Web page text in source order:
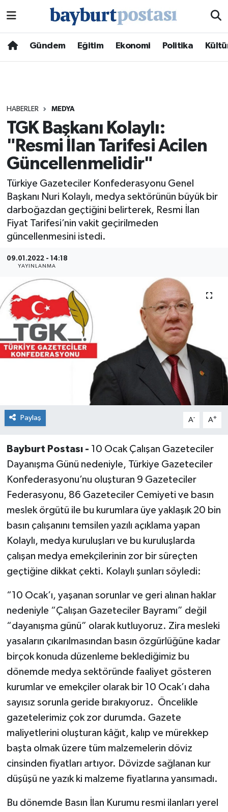
Gündem Eğitim Ekonomi Politika
HABERLER MEDYA
TGK Başkanı Kolaylı:
"Resmi İlan Tarifesi Acilen
Güncellenmelidir"
Türkiye Gazeteciler Konfederasyonu Genel
Başkanı Nuri Kolaylı, medya sektörünün büyük bir
darboğazdan geçtiğini belirterek, Resmi İlan
Fiyat Tarifesi’nin vakit geçirilmeden
güncellenmesini istedi.
09.01.2022 - 14:18
YAYINLANMA
Paylaş A- A+
Bayburt Postası - 10 Ocak Çalışan Gazeteciler
Dayanışma Günü nedeniyle, Türkiye Gazeteciler
Konfederasyonu’nu oluşturan 9 Gazeteciler
Federasyonu, 86 Gazeteciler Cemiyeti ve basın
meslek örgütü ile bu kurumlara üye yaklaşık 20 bin
basın çalışanını temsilen yazılı açıklama yapan
Kolaylı, medya kuruluşları ve bu kuruluşlarda
çalışan medya emekçilerinin zor bir süreçten
geçtiğine dikkat çekti. Kolaylı şunları söyledi:
“10 Ocak’ı, yaşanan sorunlar ve geri alınan haklar
nedeniyle “Çalışan Gazeteciler Bayramı” değil
“dayanışma günü” olarak kutluyoruz. Zira mesleki
yasaların çıkarılmasından basın özgürlüğüne kadar
birçok konuda düzenleme beklediğimiz bu
dönemde medya sektöründe faaliyet gösteren
kurumlar ve emekçiler olarak bir 10 Ocak’ı daha
sayısız sorunla geride bırakıyoruz. Öncelikle
gazetelerimiz çok zor durumda. Gazete
maliyetlerini oluşturan kâğıt, kalıp ve mürekkep
başta olmak üzere tüm malzemelerin döviz
cinsinden fiyatları artıyor. Dövizde sağlanan kur
düşüşü ne yazık ki malzeme fiyatlarına yansımadı.
Bu dönemde Basın İlan Kurumu resmi ilanları yerel
Hava Durumu
Süper Lig Puan Durumu ve Fikstür
Tüm Manşetler
Son Dakika Haberleri
Haber Arşivi